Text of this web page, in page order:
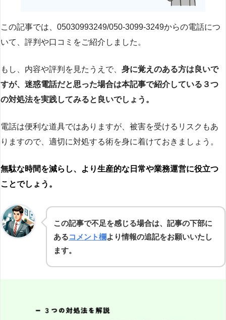
この記事では、05030993249/050-3099-3249からの電話につ
いて、評判や口コミをご紹介しました。
もし、内容や評判を見たうえで、 身に覚えのある方は良いで
すが、迷惑電話だと思った場合は本記事で紹介している３つ
の対処法を実践してみると良いでしょう。
電話は便利な道具ではありますが、被害を受けるリスクもあ
りますので、適切に対処する術を身に着けておきましょう。
無駄な時間を減らし、より生産的な日常や業務運営に役立つ
ことでしょう。
この記事で不足を感じる場合は、記事の下部に
あるコメント欄より情報の追記をお願いいたし
ます。